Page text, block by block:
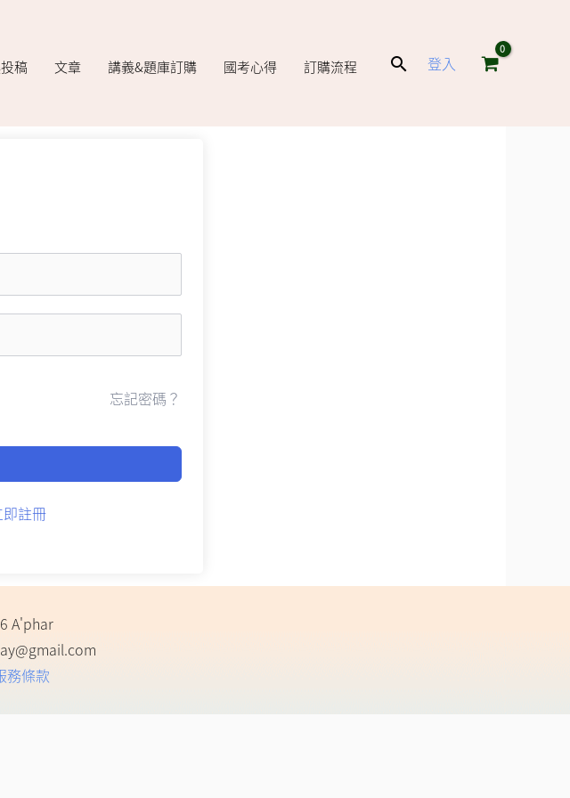
稿 文章 講義&題庫訂購 國考心得 訂購流程
搜
登入
忘記密碼？
即註冊
A'phar
務條款